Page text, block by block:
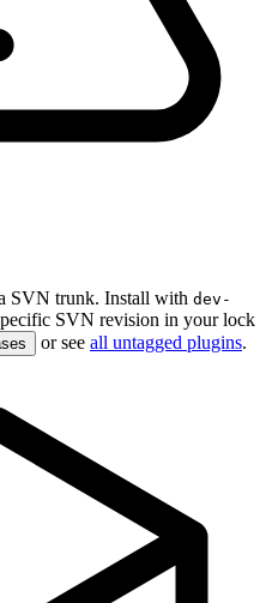
SVN trunk. Install with dev-
SVN revision in your lock
or see all untagged plugins.